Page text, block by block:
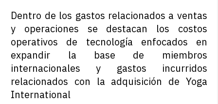
Dentro de los gastos relacionados a ventas
y operaciones se destacan los costos
operativos de tecnología enfocados en
expandir la base de miembros
internacionales y gastos incurridos
relacionados con la adquisición de Yoga
International